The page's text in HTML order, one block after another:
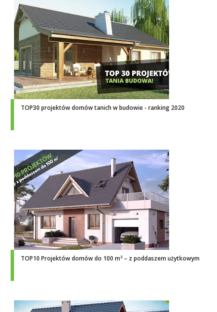
TOP30 projektów domów tanich w budowie - ranking 2020
TOP10 Projektów domów do 100 m² – z poddaszem użytkowym